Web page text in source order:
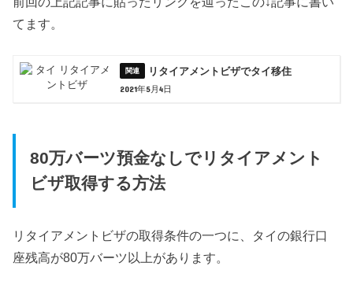
てます。
リタイアメントビザでタイ移住
2021年5月4日
80万バーツ預金なしでリタイアメント
ビザ取得する方法
リタイアメントビザの取得条件の一つに、タイの銀行口
座残高が80万バーツ以上があります。